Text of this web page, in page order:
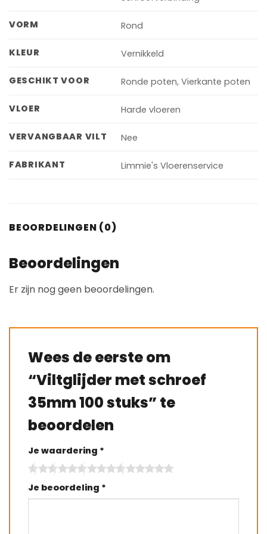
VORM Rond
KLEUR Vernikkeld
GESCHIKT VOOR Ronde poten, Vierkante poten
VLOER Harde vloeren
VERVANGBAAR VILT Nee
FABRIKANT Limmie's Vloerenservice
BEOORDELINGEN (0)
Beoordelingen
Er zijn nog geen beoordelingen.
Wees de eerste om
“Viltglijder met schroef
35mm 100 stuks” te
beoordelen
Je waardering *
Je beoordeling *